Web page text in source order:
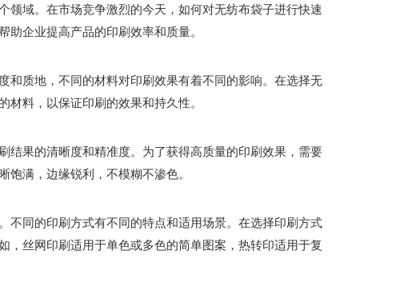
领域。在市场竞争激烈的今天，如何对无纺布袋子进行快速
企业提高产品的印刷效率和质量。
和质地，不同的材料对印刷效果有着不同的影响。在选择无
料，以保证印刷的效果和持久性。
结果的清晰度和精准度。为了获得高质量的印刷效果，需要
满，边缘锐利，不模糊不渗色。
不同的印刷方式有不同的特点和适用场景。在选择印刷方式
，丝网印刷适用于单色或多色的简单图案，热转印适用于复